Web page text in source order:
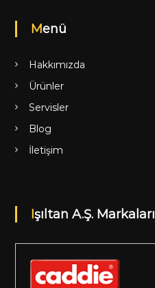
Menü
Hakkımızda
Ürünler
Servisler
Blog
İletişim
Işıltan A.Ş. Markaları